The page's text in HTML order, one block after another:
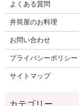
よくある質問
井筒屋のお料理
お問い合わせ
プライバシーポリシー
サイトマップ